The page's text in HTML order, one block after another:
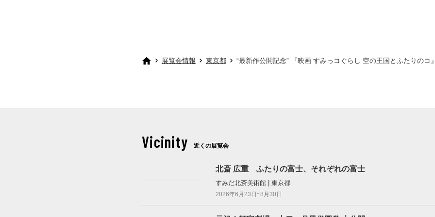
展覧会情報 東京都 “最新作公開記念” 『映画 すみっコぐらし 空の王国とふたりのコ
Vicinity 近くの展覧会
北斎 広重 ふたりの富士、それぞれの富士
すみだ北斎美術館 | 東京都
2026年6月23日~8月30日